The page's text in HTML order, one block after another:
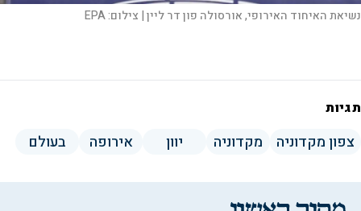
נשיאת האיחוד האירופי, אורסולה פון דר ליין | צילום:EPA
תגיות
צפון מקדוניה מקדוניה יוון אירופה בעולם